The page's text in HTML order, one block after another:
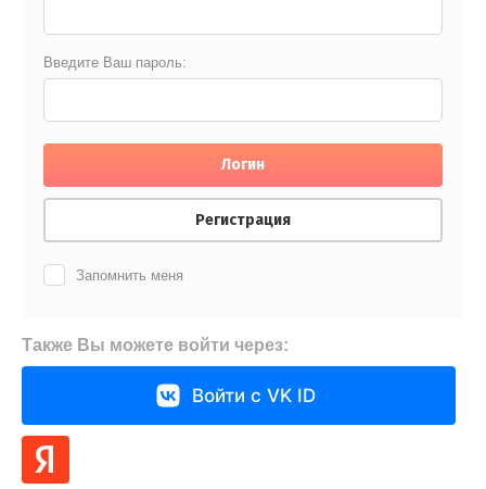
Введите Ваш пароль:
Логин
Регистрация
Запомнить меня
Также Вы можете войти через:
Войти с VK ID